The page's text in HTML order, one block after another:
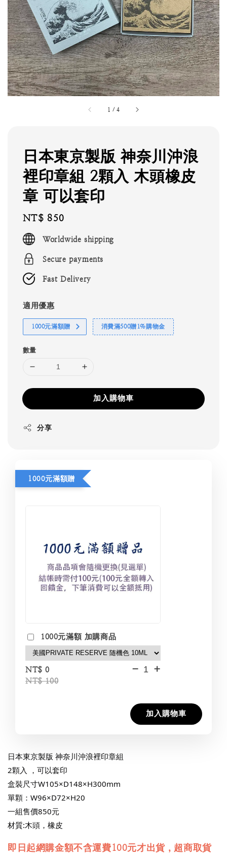
1 /4
日本東京製版 神奈川沖浪
裡印章組 2顆入 木頭橡皮
章 可以套印
Regular
price
NT$ 850
Worldwide shipping
Secure payments
Fast Delivery
適用優惠
1000元滿額贈 消費滿500贈1%購物金
數量
加入購物車
分享
1000元滿額贈
1000元滿額 加購商品
NT$ 0
NT$ 100
- +
加入購物車
日本東京製版 神奈川沖浪裡印章組
2顆入 ，可以套印
盒裝尺寸W105×D148×H300mm
單顆：W96×D72×H20
一組售價850元
材質:木頭，橡皮
即日起網購金額不含運費100元才出貨，超商取貨